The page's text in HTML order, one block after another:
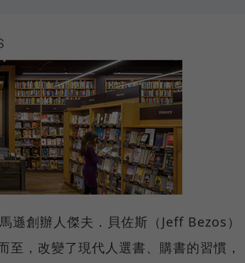
遜創辦人傑夫．貝佐斯（Jeff Bezos）
，改變了現代人選書、購書的習慣，